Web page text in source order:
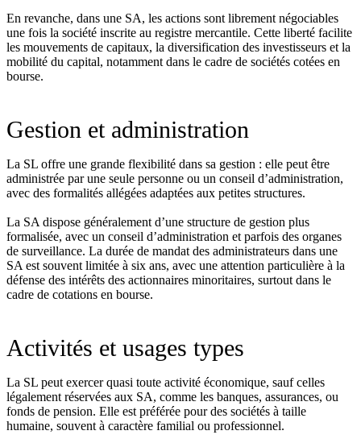
En revanche, dans une SA, les actions sont librement négociables
une fois la société inscrite au registre mercantile. Cette liberté facilite
les mouvements de capitaux, la diversification des investisseurs et la
mobilité du capital, notamment dans le cadre de sociétés cotées en
bourse.
Gestion et administration
La SL offre une grande flexibilité dans sa gestion : elle peut être
administrée par une seule personne ou un conseil d’administration,
avec des formalités allégées adaptées aux petites structures.
La SA dispose généralement d’une structure de gestion plus
formalisée, avec un conseil d’administration et parfois des organes
de surveillance. La durée de mandat des administrateurs dans une
SA est souvent limitée à six ans, avec une attention particulière à la
défense des intérêts des actionnaires minoritaires, surtout dans le
cadre de cotations en bourse.
Activités et usages types
La SL peut exercer quasi toute activité économique, sauf celles
légalement réservées aux SA, comme les banques, assurances, ou
fonds de pension. Elle est préférée pour des sociétés à taille
humaine, souvent à caractère familial ou professionnel.